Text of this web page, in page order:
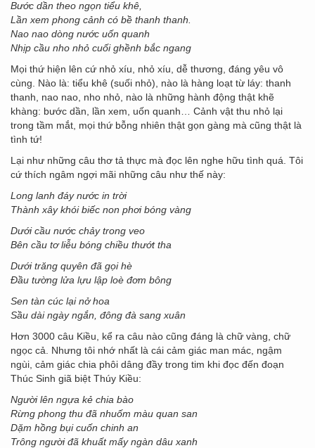
Bước dần theo ngọn tiểu khê,
Lần xem phong cảnh có bề thanh thanh.
Nao nao dòng nước uốn quanh
Nhịp cầu nho nhỏ cuối ghềnh bắc ngang
Mọi thứ hiện lên cứ nhỏ xíu, nhỏ xíu, dễ thương, đáng yêu vô
cùng. Nào là: tiểu khê (suối nhỏ), nào là hàng loạt từ láy: thanh
thanh, nao nao, nho nhỏ, nào là những hành động thật khẽ
khàng: bước dần, lần xem, uốn quanh… Cảnh vật thu nhỏ lại
trong tầm mắt, mọi thứ bỗng nhiên thật gọn gàng mà cũng thật là
tình tứ!
Lại như những câu thơ tả thực mà đọc lên nghe hữu tình quá. Tôi
cứ thích ngâm ngợi mãi những câu như thế này:
Long lanh đáy nước in trời
Thành xây khói biếc non phơi bóng vàng
Dưới cầu nước chảy trong veo
Bên cầu tơ liễu bóng chiều thướt tha
Dưới trăng quyên đã gọi hè
Đầu tường lửa lựu lập loè đơm bông
Sen tàn cúc lại nở hoa
Sầu dài ngày ngắn, đông đà sang xuân
Hơn 3000 câu Kiều, kể ra câu nào cũng đáng là chữ vàng, chữ
ngọc cả. Nhưng tôi nhớ nhất là cái cảm giác man mác, ngậm
ngùi, cảm giác chia phôi dâng đầy trong tim khi đọc đến đoạn
Thúc Sinh giã biệt Thúy Kiều:
Người lên ngựa kẻ chia bào
Rừng phong thu đã nhuốm màu quan san
Dặm hồng bụi cuốn chinh an
Trông người đã khuất mấy ngàn dâu xanh